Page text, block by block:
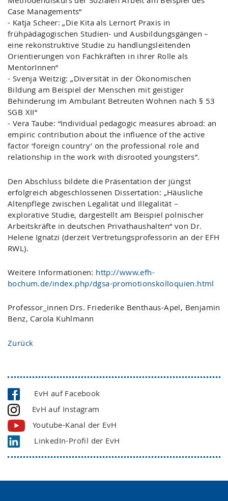
Case Managements“
- Katja Scheer: „Die Kita als Lernort Praxis in
frühpädagogischen Studien- und Ausbildungsgängen –
eine rekonstruktive Studie zu handlungsleitenden
Orientierungen von Fachkräften in ihrer Rolle als
MentorInnen“
- Svenja Weitzig: „Diversität in der Ökonomischen
Bildung am Beispiel der Menschen mit geistiger
Behinderung im Ambulant Betreuten Wohnen nach § 53
SGB XII“
- Vera Taube: “Individual pedagogic measures abroad: an
empiric contribution about the influence of the active
factor ‘foreign country’ on the professional role and
relationship in the work with disrooted youngsters”.
Den Abschluss bildete die Präsentation der jüngst
erfolgreich abgeschlossenen Dissertation: „Häusliche
Altenpflege zwischen Legalität und Illegalität –
explorative Studie, dargestellt am Beispiel polnischer
Arbeitskräfte in deutschen Privathaushalten“ von Dr.
Helene Ignatzi (derzeit Vertretungsprofessorin an der EFH
RWL).
Weitere Informationen: http://www.efh-
bochum.de/index.php/dgsa-promotionskolloquien.html
Professor_innen Drs. Friederike Benthaus-Apel, Benjamin
Benz, Carola Kuhlmann
Zurück
EvH auf Facebook
EvH auf Instagram
Youtube-Kanal der EvH
LinkedIn-Profil der EvH